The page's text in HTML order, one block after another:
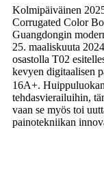
Kolmipäiväinen
Corrugated Color
Guangdongin
25. maaliskuuta
osastolla T02
kevyen digitaalisen
16A+.
tehdasvierailuihin,
vaan se myös toi
painotekniikan